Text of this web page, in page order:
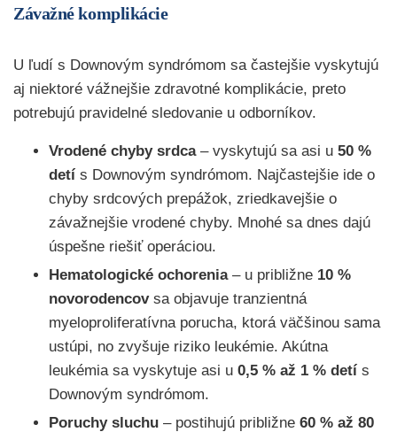
Závažné komplikácie
U ľudí s Downovým syndrómom sa častejšie vyskytujú
aj niektoré vážnejšie zdravotné komplikácie, preto
potrebujú pravidelné sledovanie u odborníkov.
Vrodené chyby srdca – vyskytujú sa asi u 50 %
detí s Downovým syndrómom. Najčastejšie ide o
chyby srdcových prepážok, zriedkavejšie o
závažnejšie vrodené chyby. Mnohé sa dnes dajú
úspešne riešiť operáciou.
Hematologické ochorenia – u približne 10 %
novorodencovsa objavuje tranzientná
myeloproliferatívna porucha, ktorá väčšinou sama
ustúpi, no zvyšuje riziko leukémie. Akútna
leukémia sa vyskytuje asi u 0,5 % až 1 % detí s
Downovým syndrómom.
Poruchy sluchu – postihujú približne 60 % až 80